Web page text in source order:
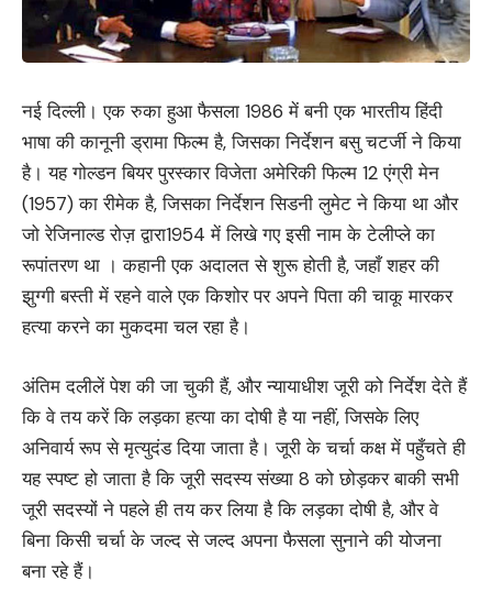
नई दिल्ली। एक रुका हुआ फैसला 1986 में बनी एक भारतीय हिंदी
भाषा की कानूनी ड्रामा फिल्म है, जिसका निर्देशन बसु चटर्जी ने किया
है। यह गोल्डन बियर पुरस्कार विजेता अमेरिकी फिल्म 12 एंग्री मेन
(1957) का रीमेक है, जिसका निर्देशन सिडनी लुमेट ने किया था और
जो रेजिनाल्ड रोज़ द्वारा1954 में लिखे गए इसी नाम के टेलीप्ले का
रूपांतरण था । कहानी एक अदालत से शुरू होती है, जहाँ शहर की
झुग्गी बस्ती में रहने वाले एक किशोर पर अपने पिता की चाकू मारकर
हत्या करने का मुकदमा चल रहा है।
अंतिम दलीलें पेश की जा चुकी हैं, और न्यायाधीश जूरी को निर्देश देते हैं
कि वे तय करें कि लड़का हत्या का दोषी है या नहीं, जिसके लिए
अनिवार्य रूप से मृत्युदंड दिया जाता है। जूरी के चर्चा कक्ष में पहुँचते ही
यह स्पष्ट हो जाता है कि जूरी सदस्य संख्या 8 को छोड़कर बाकी सभी
जूरी सदस्यों ने पहले ही तय कर लिया है कि लड़का दोषी है, और वे
बिना किसी चर्चा के जल्द से जल्द अपना फैसला सुनाने की योजना
बना रहे हैं।